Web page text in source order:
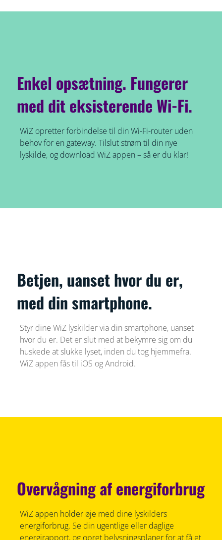
Enkel opsætning. Fungerer
med dit eksisterende Wi-Fi.
WiZ opretter forbindelse til din Wi-Fi-router uden
behov for en gateway. Tilslut strøm til din nye
lyskilde, og download WiZ appen – så er du klar!
Betjen, uanset hvor du er,
med din smartphone.
Styr dine WiZ lyskilder via din smartphone, uanset
hvor du er. Det er slut med at bekymre sig om du
huskede at slukke lyset, inden du tog hjemmefra.
WiZ appen fås til iOS og Android.
Overvågning af energiforbrug
WiZ appen holder øje med dine lyskilders
energiforbrug. Se din ugentlige eller daglige
energirapport, og opret belysningsplaner for at få et